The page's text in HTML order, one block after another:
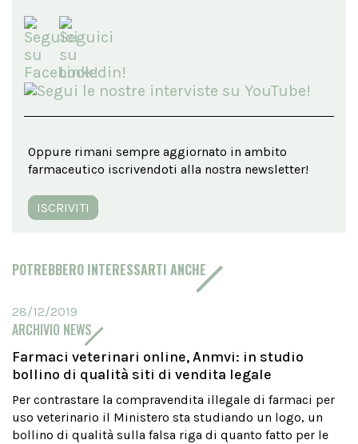
Oppure rimani sempre aggiornato in ambito
farmaceutico iscrivendoti alla nostra newsletter!
ISCRIVITI
POTREBBERO INTERESSARTI ANCHE
28/12/2019
ARCHIVIO NEWS
Farmaci veterinari online, Anmvi: in studio
bollino di qualità siti di vendita legale
Per contrastare la compravendita illegale di farmaci per
uso veterinario il Ministero sta studiando un logo, un
bollino di qualità sulla falsa riga di quanto fatto per le